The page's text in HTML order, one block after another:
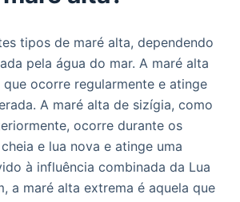
tipos de maré alta, dependendo
pela água do mar. A maré alta
que ocorre regularmente e atinge
A maré alta de sizígia, como
ocorre durante os
e lua nova e atinge uma
à influência combinada da Lua
a maré alta extrema é aquela que